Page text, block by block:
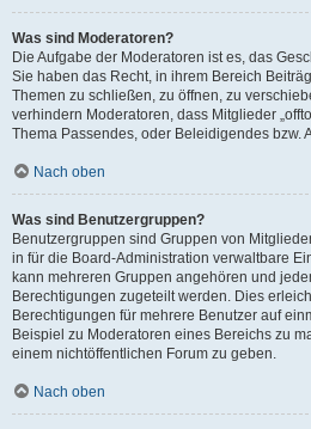
Was sind Moderatoren?
Die Aufgabe der Moderatoren ist es, das
Sie haben das Recht, in ihrem Bereich
Themen zu schließen, zu öffnen, zu
verhindern Moderatoren, dass Mitglieder
Thema Passendes, oder Beleidigendes bzw.
Nach oben
Was sind Benutzergruppen?
Benutzergruppen sind Gruppen von
in für die Board-Administration verwaltbare
kann mehreren Gruppen angehören und
Berechtigungen zugeteilt werden. Dies
Berechtigungen für mehrere Benutzer auf
Beispiel zu Moderatoren eines Bereichs zu
einem nichtöffentlichen Forum zu geben.
Nach oben